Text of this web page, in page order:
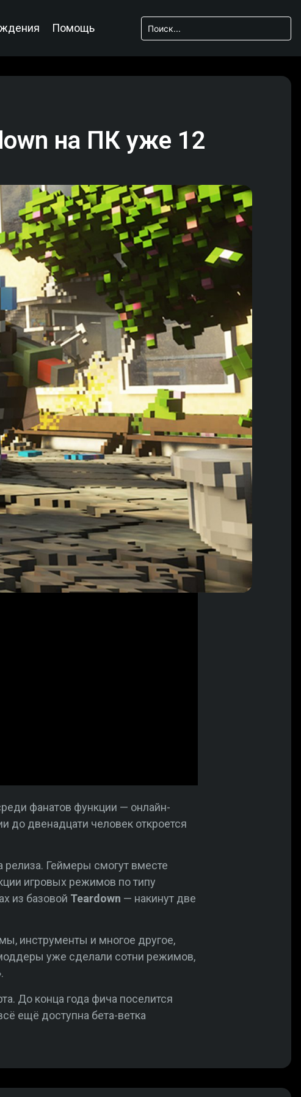
Помощь
на ПК уже 12
фанатов функции — онлайн-
до двенадцати человек откроется
Геймеры смогут вместе
игровых режимов по типу
из базовой Teardown — накинут две
инструменты и многое другое,
уже сделали сотни режимов,
До конца года фича поселится
ещё доступна бета-ветка